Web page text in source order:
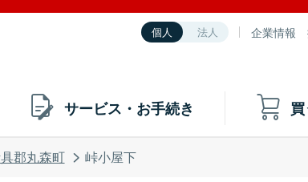
個人 法人 企業情報
サービス・お手続き 買
郡丸森町 峠小屋下